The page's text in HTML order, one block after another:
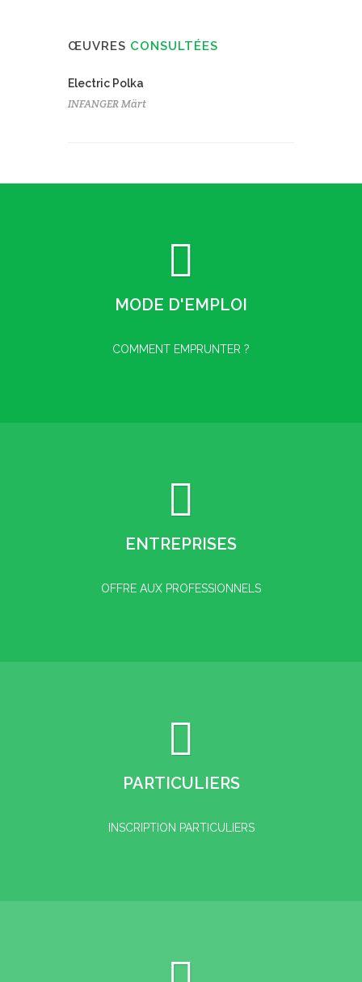
ŒUVRES CONSULTÉES
Electric Polka
INFANGER Märt
MODE D'EMPLOI
COMMENT EMPRUNTER ?
ENTREPRISES
OFFRE AUX PROFESSIONNELS
PARTICULIERS
INSCRIPTION PARTICULIERS